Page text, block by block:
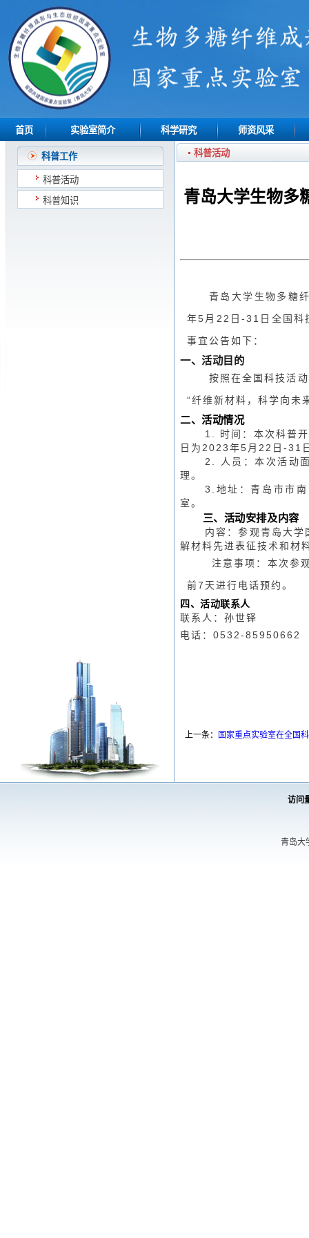
首页 实验室简介 科学研究 师资风采
科普工作
科普活动
科普知识
科普活动
青岛大学生物多
青岛大学生物多糖
年5 月 22 日-31 日全国
事宜公告如下：
一、活动目的
按照在全国科技活
“纤维新材料，科学向未
二、活动情况
1.
时间：本次科普
日为 2023年5 月 22 日 -31
2.
人员：本次活动
理。
3. 地址：青岛市市
室。
三、活动安排及内容
内容：参观青岛大
解材料先进表征技术和材
注意事项：本次参
前7 天进行电话预约。
四、活动联系人
联系人：孙世铎
电话： 0532-85950662
上一条： 国家重点实验室在全国
访问
青岛大